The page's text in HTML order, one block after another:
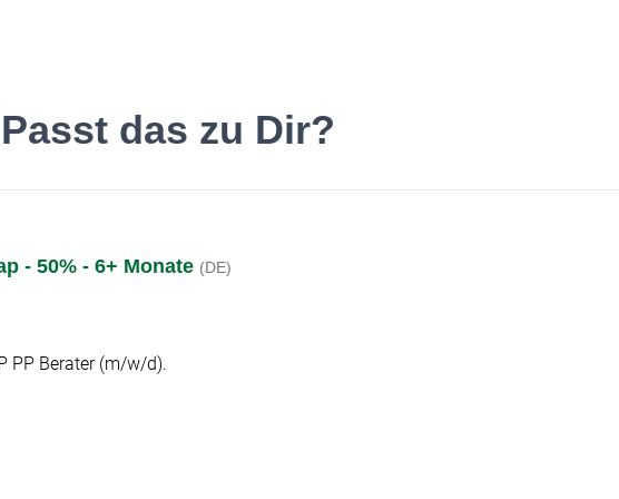
den Job, der Dir gefällt!
Passt das zu Dir?
- 50% - 6+ Monate (DE)
PP Berater (m/w/d).